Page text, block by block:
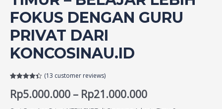
FOKUS DENGAN GURU
PRIVAT DARI
KONCOSINAU.ID
out of 5
based on
customer
(13 customer reviews)
Rp5.000.000 – Rp21.000.000